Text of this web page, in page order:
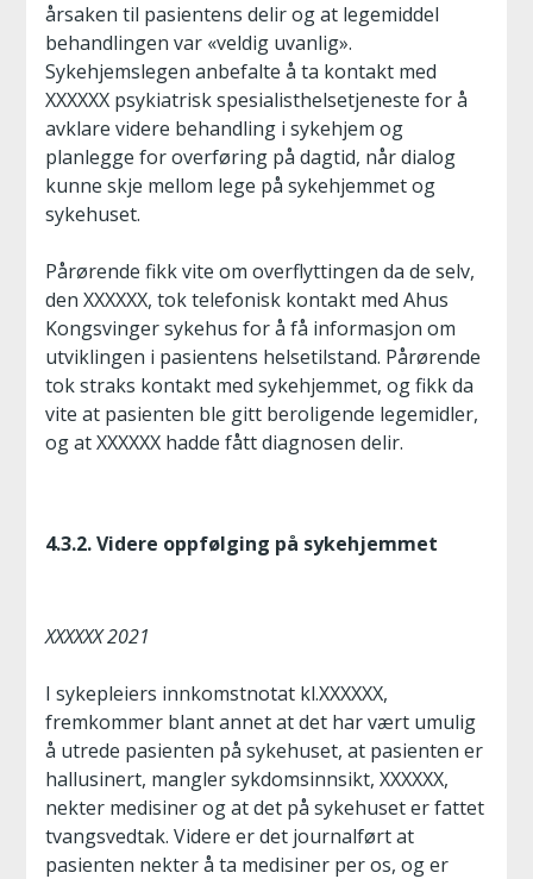
årsaken til pasientens delir og at legemiddel
behandlingen var «veldig uvanlig».
Sykehjemslegen anbefalte å ta kontakt med
XXXXXX psykiatrisk spesialisthelsetjeneste for å
avklare videre behandling i sykehjem og
planlegge for overføring på dagtid, når dialog
kunne skje mellom lege på sykehjemmet og
sykehuset.
Pårørende fikk vite om overflyttingen da de selv,
den XXXXXX, tok telefonisk kontakt med Ahus
Kongsvinger sykehus for å få informasjon om
utviklingen i pasientens helsetilstand. Pårørende
tok straks kontakt med sykehjemmet, og fikk da
vite at pasienten ble gitt beroligende legemidler,
og at XXXXXX hadde fått diagnosen delir.
4.3.2. Videre oppfølging på sykehjemmet
XXXXXX 2021
I sykepleiers innkomstnotat kl.XXXXXX,
fremkommer blant annet at det har vært umulig
å utrede pasienten på sykehuset, at pasienten er
hallusinert, mangler sykdomsinnsikt, XXXXXX,
nekter medisiner og at det på sykehuset er fattet
tvangsvedtak. Videre er det journalført at
pasienten nekter å ta medisiner per os, og er